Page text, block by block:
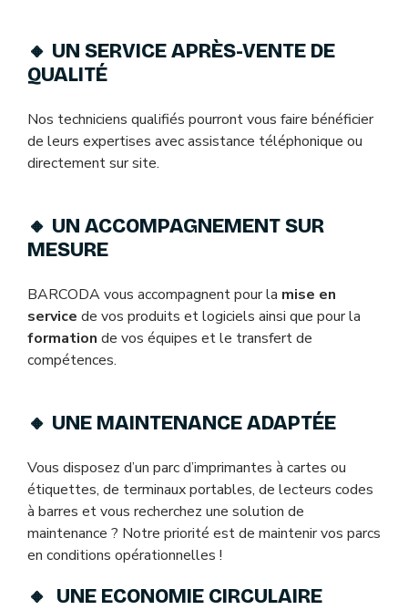
🔸 UN SERVICE APRÈS-VENTE DE
QUALITÉ
Nos techniciens qualifiés pourront vous faire bénéficier
de leurs expertises avec assistance téléphonique ou
directement sur site.
🔸 UN ACCOMPAGNEMENT SUR
MESURE
BARCODA vous accompagnent pour la mise en
service de vos produits et logiciels ainsi que pour la
formation de vos équipes et le transfert de
compétences.
🔸 UNE MAINTENANCE ADAPTÉE
Vous disposez d’un parc d’imprimantes à cartes ou
étiquettes, de terminaux portables, de lecteurs codes
à barres et vous recherchez une solution de
maintenance ? Notre priorité est de maintenir vos parcs
en conditions opérationnelles !
🔸 UNE ECONOMIE CIRCULAIRE